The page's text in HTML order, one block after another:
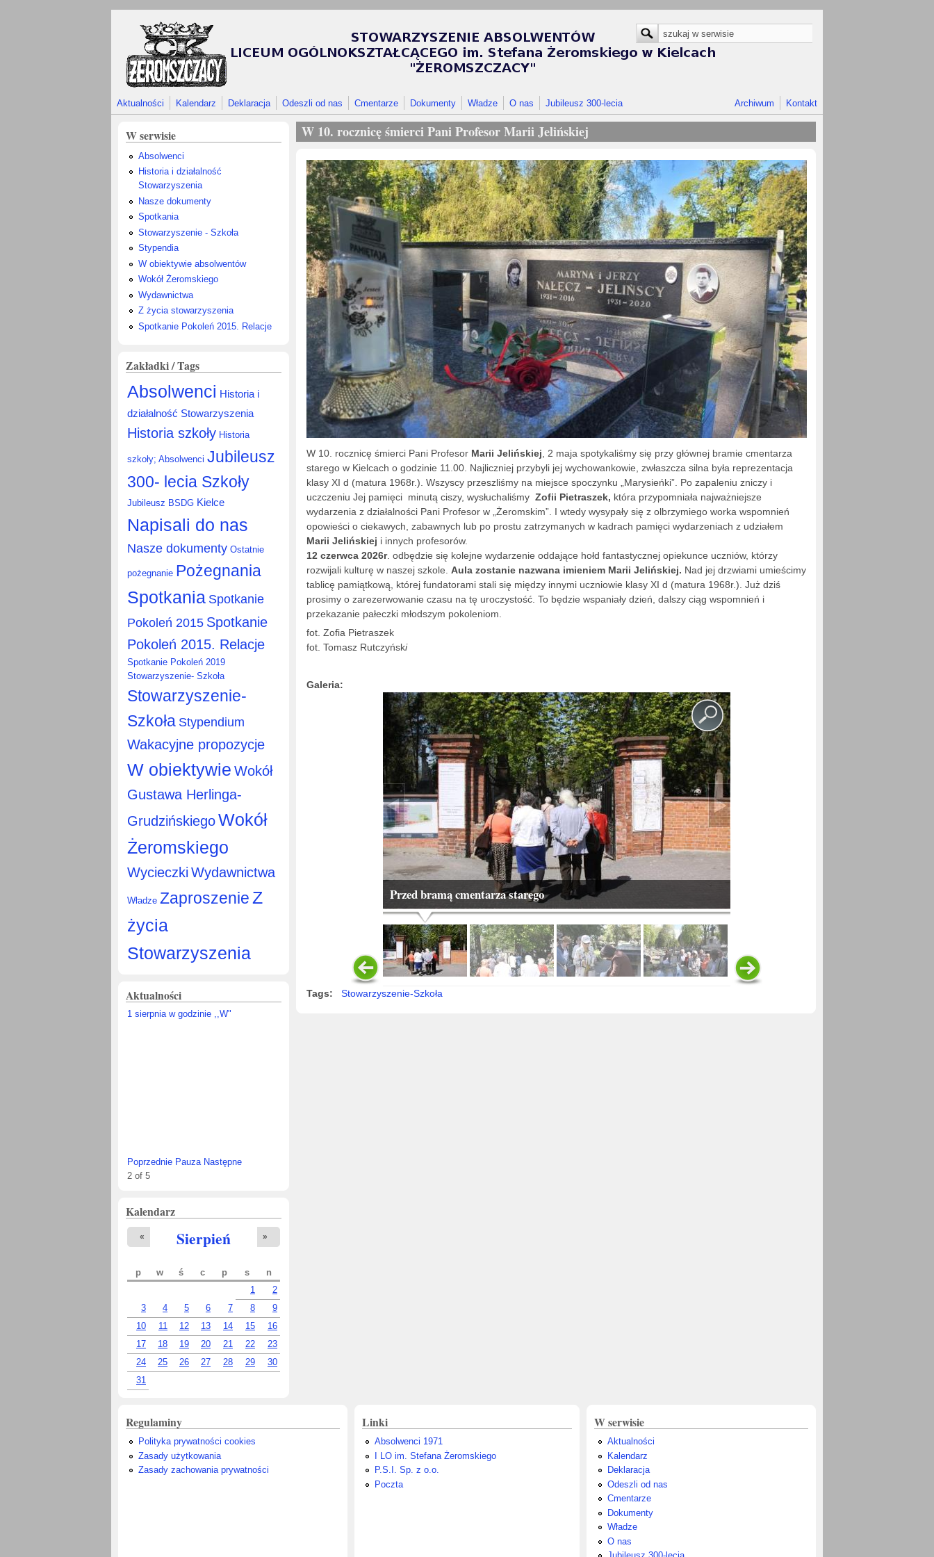
Formularz wyszukiwania
Szukaj
Aktualności Kalendarz Deklaracja Odeszli od nas Cmentarze Dokumenty Władze O nas Jubileusz 300-lecia Archiwum Kontakt
W serwisie
Absolwenci
Historia i działalność
Stowarzyszenia
Nasze dokumenty
Spotkania
Stowarzyszenie - Szkoła
Stypendia
W obiektywie absolwentów
Wokół Żeromskiego
Wydawnictwa
Z życia stowarzyszenia
Spotkanie Pokoleń 2015. Relacje
Zakładki / Tags
Absolwenci Historia i
działalność Stowarzyszenia
Historia szkoły Historia
szkoły; Absolwenci Jubileusz
300- lecia Szkoły
Jubileusz BSDG Kielce
Napisali do nas
Nasze dokumenty Ostatnie
pożegnanie Pożegnania
Spotkania Spotkanie
Pokoleń 2015 Spotkanie
Pokoleń 2015. Relacje
Spotkanie Pokoleń 2019
Stowarzyszenie- Szkoła
Stowarzyszenie-
Szkoła Stypendium
Wakacyjne propozycje
W obiektywie Wokół
Gustawa Herlinga-
GrudzińskiegoWokół
Żeromskiego
Wycieczki Wydawnictwa
Władze ZaproszenieZ
życia
Stowarzyszenia
Aktualności
1 sierpnia w godzinie ,,W"
Poprzednie Pauza Następne
5 of 5
Kalendarz
Sierpień
« »
p w ś c p s
n
1
2
3
4 5 6 7 8
9
10
11 12 13 14 15
16
17
18 19 20 21 22
23
24
25 26 27 28 29
30
31
W 10. rocznicę śmierci Pani Profesor Marii Jelińskiej
W 10. rocznicę śmierci Pani Profesor Marii Jelińskiej , 2 maja spotykaliśmy się przy głównej bramie cmentarza
starego w Kielcach o godzinie 11.00. Najliczniej przybyli jej wychowankowie, zwłaszcza silna była reprezentacja
klasy XI d (matura 1968r.). Wszyscy przeszliśmy na miejsce spoczynku „Marysieńki”. Po zapaleniu zniczy i
uczczeniu Jej pamięci minutą ciszy, wysłuchaliśmy Zofii Pietraszek, która przypomniała najważniejsze
wydarzenia z działalności Pani Profesor w „Żeromskim”. I wtedy wysypały się z olbrzymiego worka wspomnień
opowieści o ciekawych, zabawnych lub po prostu zatrzymanych w kadrach pamięci wydarzeniach z udziałem
Marii Jelińskiej i innych profesorów.
12 czerwca 2026r. odbędzie się kolejne wydarzenie oddające hołd fantastycznej opiekunce uczniów, którzy
rozwijali kulturę w naszej szkole. Aula zostanie nazwana imieniem Marii Jelińskiej. Nad jej drzwiami umieścimy
tablicę pamiątkową, której fundatorami stali się między innymi uczniowie klasy XI d (matura 1968r.). Już dziś
prosimy o zarezerwowanie czasu na tę uroczystość. To będzie wspaniały dzień, dalszy ciąg wspomnień i
przekazanie pałeczki młodszym pokoleniom.
fot. Zofia Pietraszek
fot. Tomasz Rutczyński
Galeria:
Przed bramą cmentarza starego
Tags: Stowarzyszenie-Szkoła
Regulaminy
Polityka prywatności cookies
Zasady użytkowania
Zasady zachowania prywatności
Linki
Absolwenci 1971
I LO im. Stefana Żeromskiego
P.S.I. Sp. z o.o.
Poczta
W serwisie
Aktualności
Kalendarz
Deklaracja
Odeszli od nas
Cmentarze
Dokumenty
Władze
O nas